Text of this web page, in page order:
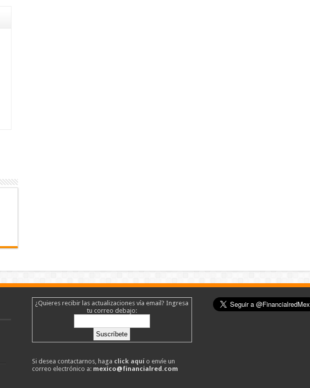
¿Quieres recibir las actualizaciones vía email? Ingresa
tu correo debajo:
Si desea contactarnos, haga click aquío envíe un
correo electrónico a: mexico@financialred.com